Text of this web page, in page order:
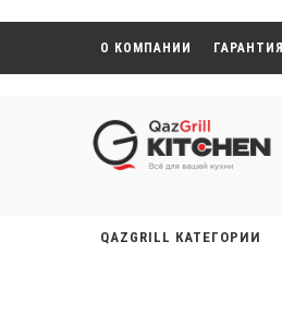
О КОМПАНИИ ГАРАНТИЯ
QAZGRILL КАТЕГОРИИ